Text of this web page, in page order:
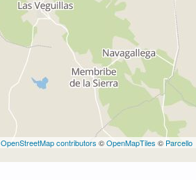
OpenStreetMap contributors ©OpenMapTiles © Parcello